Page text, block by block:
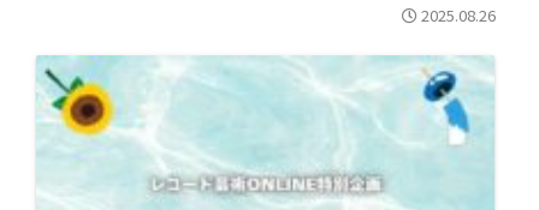
2025.08.26